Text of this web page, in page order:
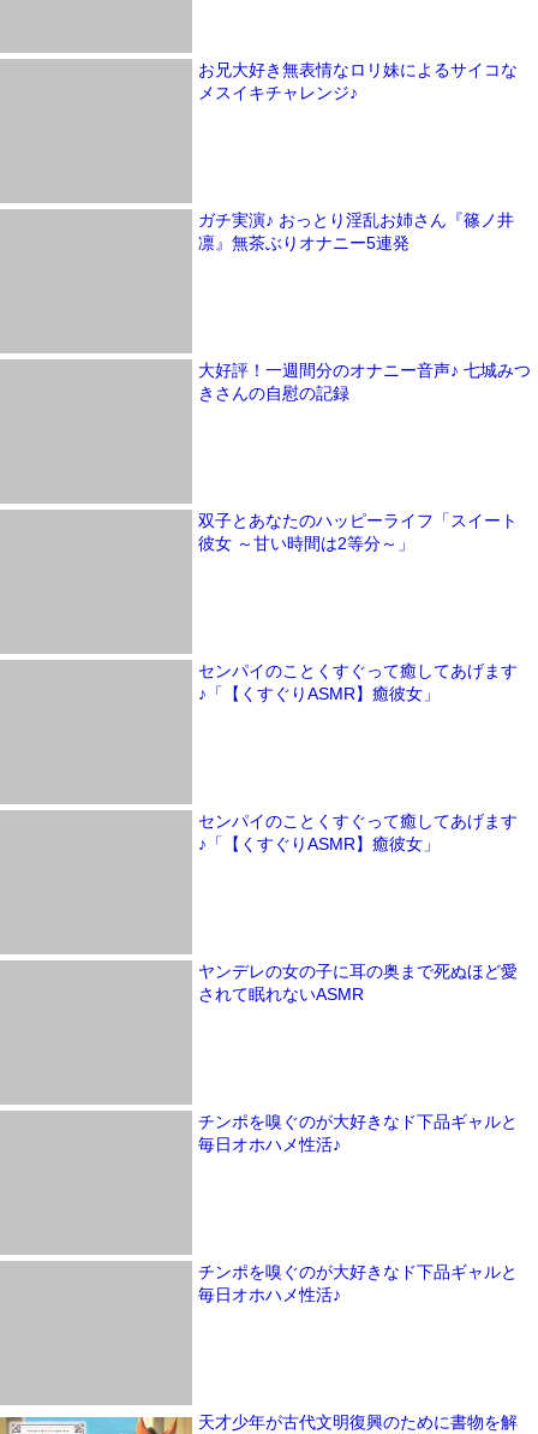
お兄大好き無表情なロリ妹によるサイコな
メスイキチャレンジ♪
ガチ実演♪ おっとり淫乱お姉さん『篠ノ井
凛』無茶ぶりオナニー5連発
大好評！一週間分のオナニー音声♪ 七城みつ
きさんの自慰の記録
双子とあなたのハッピーライフ「スイート
彼女 ～甘い時間は2等分～」
センパイのことくすぐって癒してあげます
♪「【くすぐりASMR】癒彼女」
センパイのことくすぐって癒してあげます
♪「【くすぐりASMR】癒彼女」
ヤンデレの女の子に耳の奥まで死ぬほど愛
されて眠れないASMR
チンポを嗅ぐのが大好きなド下品ギャルと
毎日オホハメ性活♪
チンポを嗅ぐのが大好きなド下品ギャルと
毎日オホハメ性活♪
天才少年が古代文明復興のために書物を解